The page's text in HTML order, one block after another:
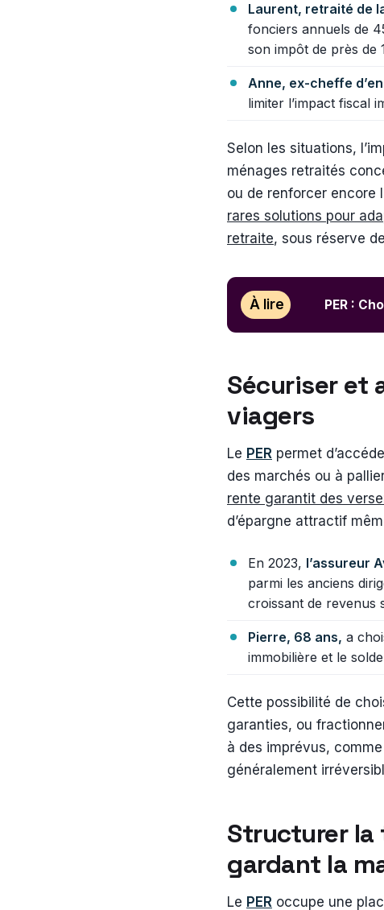
Laurent, retraité de
fonciers annuels de
son impôt de près de
Anne, ex-cheffe
limiter l’impact fiscal
Selon les situations,
ménages retraités
ou de renforcer encore
rares solutions pour
retraite, sous réserve
À lire PER :
Sécuriser et
viagers
Le PER permet
des marchés ou à
rente garantit des
d’épargne attractif
En 2023, l’assureur
parmi les anciens
croissant de revenus
Pierre, 68 ans, a
immobilière et le
Cette possibilité de
garanties, ou
à des imprévus,
généralement
Structurer
gardant la
Le PER occupe une